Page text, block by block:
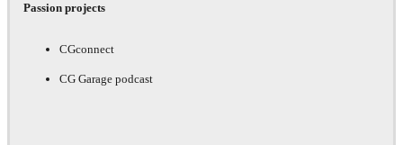
Passion projects
CGconnect
CG Garage podcast